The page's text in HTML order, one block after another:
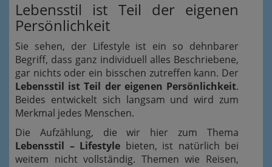
Lebensstil ist Teil der eigenen
Persönlichkeit
Sie sehen, der Lifestyle ist ein so dehnbarer
Begriff, dass ganz individuell alles Beschriebene,
gar nichts oder ein bisschen zutreffen kann. Der
Lebensstil ist Teil der eigenen Persönlichkeit.
Beides entwickelt sich langsam und wird zum
Merkmal jedes Menschen.
Die Aufzählung, die wir hier zum Thema
Lebensstil – Lifestyle bieten, ist natürlich bei
weitem nicht vollständig. Themen wie Reisen,